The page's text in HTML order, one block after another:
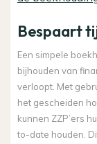
Bespaart
Een simpele
bijhouden van
verloopt. Met
het gescheiden
kunnen ZZP’ers
to-date houden.